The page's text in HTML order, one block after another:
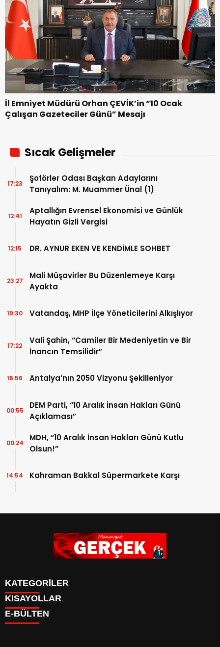
İl Emniyet Müdürü Orhan ÇEVİK’in “10 Ocak
Çalışan Gazeteciler Günü” Mesajı
Sıcak Gelişmeler
Şoförler Odası Başkan Adaylarını
Tanıyalım: M. Muammer Ünal (1)
17:23
Aptallığın Evrensel Ekonomisi ve Günlük
Hayatın Gizli Vergisi
12:41
DR. AYNUR EKEN VE KENDİMLE SOHBET
12:15
Mali Müşavirler Bu Düzenlemeye Karşı
Ayakta
23:27
Vatandaş, MHP İlçe Yöneticilerini Alkışlıyor
19:30
Vali Şahin, “Camiler Bir Medeniyetin ve Bir
İnancın Temsilidir”
17:22
Antalya’nın 2050 Vizyonu Şekilleniyor
16:56
DEM Parti, “10 Aralık İnsan Hakları Günü
Açıklaması”
00:55
MDH, “10 Aralık İnsan Hakları Günü Kutlu
Olsun!”
00:24
Kahraman Bakkal Süpermarkete Karşı
14:54
KATEGORİLER
Siyaset
Eğitim
KISAYOLLAR
E-BÜLTEN